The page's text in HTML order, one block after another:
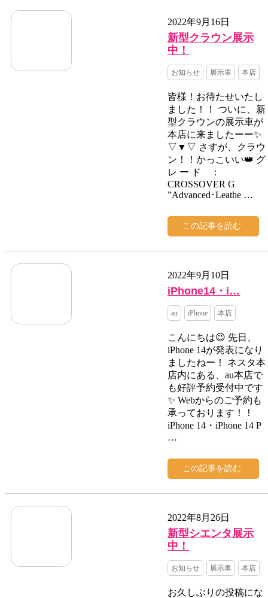
2022年9月16日
新型クラウン展示
中！
お知らせ 展示車 本店
皆様！お待たせいたし
ました！！ ついに、新
型クラウンの展示車が
本店に来ましたーー✨
▽▼▽ さすが、クラウ
ン！！かっこいい👑 グ
レ ー ド ：
CROSSOVER G
”Advanced･Leathe …
この記事を読む
2022年9月10日
iPhone14・i…
au iPhone 本店
こんにちは😉 先日、
iPhone 14が発表になり
ましたねー！ ネスタ本
店内にある、au本店で
も好評予約受付中です
✨ Webからのご予約も
承っております！！
iPhone 14・iPhone 14 P
…
この記事を読む
2022年8月26日
新型シエンタ展示
中！
お知らせ 展示車 本店
お久しぶりの投稿にな